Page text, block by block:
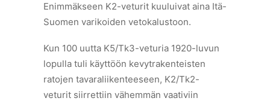
Enimmäkseen K2-veturit kuuluivat aina Itä-
Suomen varikoiden vetokalustoon.
Kun 100 uutta K5/Tk3-veturia 1920-luvun
lopulla tuli käyttöön kevytrakenteisten
ratojen tavaraliikenteeseen, K2/Tk2-
veturit siirrettiin vähemmän vaativiin